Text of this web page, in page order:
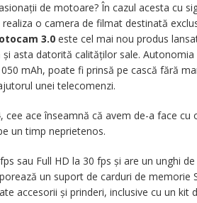
de motoare? În cazul acesta cu
o camera de filmat destinată
3.0este cel mai nou produs
asta datorită calităților sale.
mAh, poate fi prinsă pe cască fără
unei telecomenzi.
cee ace înseamnă că avem de-a face cu
un timp neprietenos.
sau Full HD la 30 fps și are un unghi
un suport de carduri de memorie
accesorii și prinderi, inclusive cu un